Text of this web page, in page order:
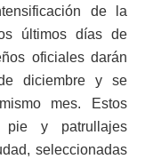
de la
últimos días de
oficiales darán
diciembre y se
mes. Estos
pie y patrullajes
seleccionadas